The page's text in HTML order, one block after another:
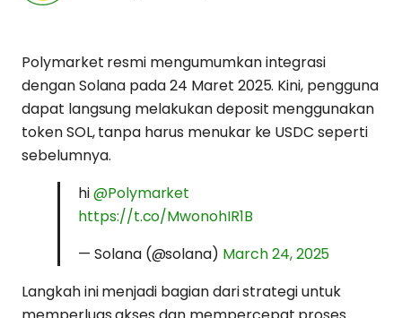
Polymarket resmi mengumumkan integrasi
dengan Solana pada 24 Maret 2025. Kini, pengguna
dapat langsung melakukan deposit menggunakan
token SOL, tanpa harus menukar ke USDC seperti
sebelumnya.
hi@Polymarket
https://t.co/MwonohIR1B
— Solana (@solana) March 24, 2025
Langkah ini menjadi bagian dari strategi untuk